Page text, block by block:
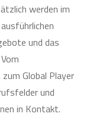
werden im
und das
Global Player
und
in Kontakt.